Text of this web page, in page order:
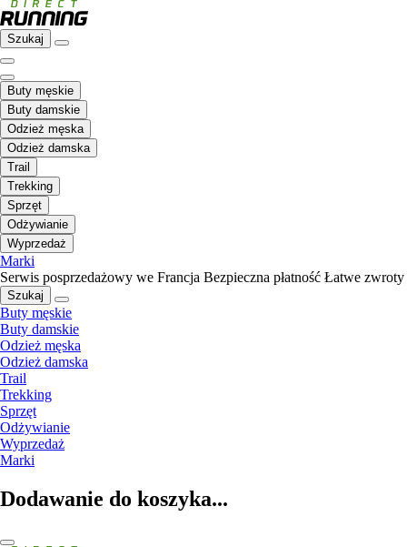
Szukaj
Buty męskie
Buty damskie
Odzież męska
Odzież damska
Trail
Trekking
Sprzęt
Odżywianie
Wyprzedaż
Marki
Serwis posprzedażowy we Francja Bezpieczna płatność Łatwe zwroty
Szukaj
Buty męskie
Buty damskie
Odzież męska
Odzież damska
Trail
Trekking
Sprzęt
Odżywianie
Wyprzedaż
Marki
Dodawanie do koszyka...